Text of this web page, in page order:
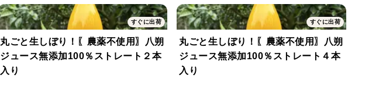
すぐに出荷
丸ごと生しぼり！〖農薬不使用〗八朔
ジュース無添加100％ストレート２本
入り
すぐに出荷
丸ごと生しぼり！〖農薬不使用〗八朔
ジュース無添加100％ストレート４本
入り